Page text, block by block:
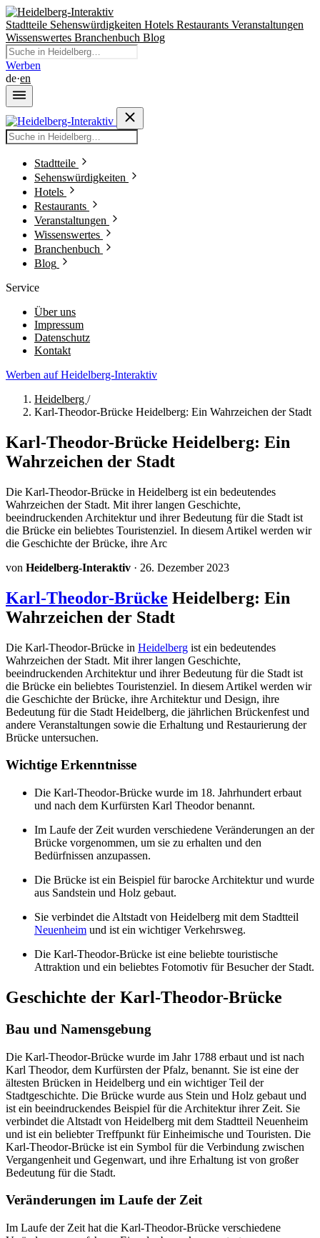
Stadtteile Sehenswürdigkeiten Hotels Restaurants Veranstaltungen
Wissenswertes Branchenbuch Blog
Werben
de·en
Stadtteile
Sehenswürdigkeiten
Hotels
Restaurants
Veranstaltungen
Wissenswertes
Branchenbuch
Blog
Service
Über uns
Impressum
Datenschutz
Kontakt
Werben auf Heidelberg-Interaktiv
Heidelberg /
Karl-Theodor-Brücke Heidelberg: Ein Wahrzeichen der Stadt
Karl-Theodor-Brücke Heidelberg: Ein
Wahrzeichen der Stadt
Die Karl-Theodor-Brücke in Heidelberg ist ein bedeutendes
Wahrzeichen der Stadt. Mit ihrer langen Geschichte,
beeindruckenden Architektur und ihrer Bedeutung für die Stadt ist
die Brücke ein beliebtes Touristenziel. In diesem Artikel werden wir
die Geschichte der Brücke, ihre Arc
von Heidelberg-Interaktiv · 26. Dezember 2023
Karl-Theodor-Brücke Heidelberg: Ein
Wahrzeichen der Stadt
Die Karl-Theodor-Brücke in Heidelberg ist ein bedeutendes
Wahrzeichen der Stadt. Mit ihrer langen Geschichte,
beeindruckenden Architektur und ihrer Bedeutung für die Stadt ist
die Brücke ein beliebtes Touristenziel. In diesem Artikel werden wir
die Geschichte der Brücke, ihre Architektur und Design, ihre
Bedeutung für die Stadt Heidelberg, die jährlichen Brückenfest und
andere Veranstaltungen sowie die Erhaltung und Restaurierung der
Brücke untersuchen.
Wichtige Erkenntnisse
Die Karl-Theodor-Brücke wurde im 18. Jahrhundert erbaut
und nach dem Kurfürsten Karl Theodor benannt.
Im Laufe der Zeit wurden verschiedene Veränderungen an der
Brücke vorgenommen, um sie zu erhalten und den
Bedürfnissen anzupassen.
Die Brücke ist ein Beispiel für barocke Architektur und wurde
aus Sandstein und Holz gebaut.
Sie verbindet die Altstadt von Heidelberg mit dem Stadtteil
Neuenheim und ist ein wichtiger Verkehrsweg.
Die Karl-Theodor-Brücke ist eine beliebte touristische
Attraktion und ein beliebtes Fotomotiv für Besucher der Stadt.
Geschichte der Karl-Theodor-Brücke
Bau und Namensgebung
Die Karl-Theodor-Brücke wurde im Jahr 1788 erbaut und ist nach
Karl Theodor, dem Kurfürsten der Pfalz, benannt. Sie ist eine der
ältesten Brücken in Heidelberg und ein wichtiger Teil der
Stadtgeschichte. Die Brücke wurde aus Stein und Holz gebaut und
ist ein beeindruckendes Beispiel für die Architektur ihrer Zeit. Sie
verbindet die Altstadt von Heidelberg mit dem Stadtteil Neuenheim
und ist ein beliebter Treffpunkt für Einheimische und Touristen. Die
Karl-Theodor-Brücke ist ein Symbol für die Verbindung zwischen
Vergangenheit und Gegenwart, und ihre Erhaltung ist von großer
Bedeutung für die Stadt.
Veränderungen im Laufe der Zeit
Im Laufe der Zeit hat die Karl-Theodor-Brücke verschiedene